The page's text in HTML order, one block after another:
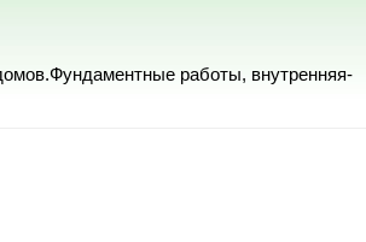
работы, внутренняя-